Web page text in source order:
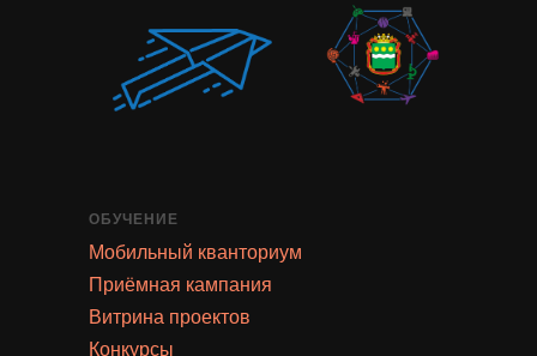
ОБУЧЕНИЕ
Мобильный кванториум
Приёмная кампания
Витрина проектов
Конкурсы